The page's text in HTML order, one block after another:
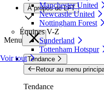
Manchester United
Newcastle United
Nottingham Forest
Équipes V-Z
Sunderland
Tottenham Hotspur
Voir tout
À propos de LFT
Menu
Tendance
Retour au menu
Tendance